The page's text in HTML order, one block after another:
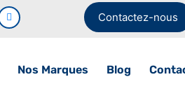
Contactez-nous
Nos Marques Blog